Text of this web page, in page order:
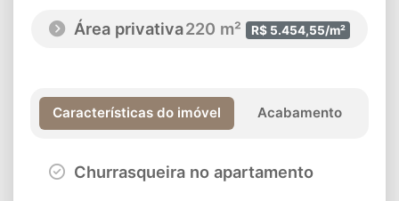
Área privativa220 m² R$ 5.454,55/m²
Características do imóvel Acabamento
Churrasqueira no apartamento